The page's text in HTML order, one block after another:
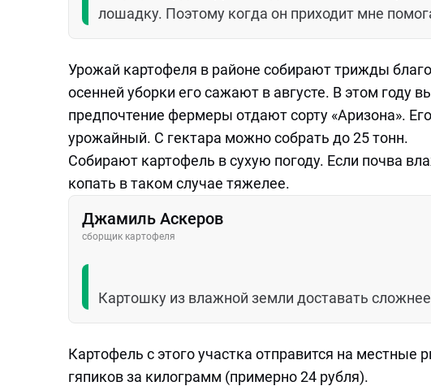
лошадку. Поэтому когда он приходит мне
Урожай картофеля в районе собирают трижды
осенней уборки его сажают в августе. В этом году
предпочтение фермеры отдают сорту «Аризона».
урожайный. С гектара можно собрать до 25 тонн.
Собирают картофель в сухую погоду. Если почва
копать в таком случае тяжелее.
Джамиль Аскеров
сборщик картофеля
Картошку из влажной земли доставать
Картофель с этого участка отправится на
гяпиков за килограмм (примерно 24 рубля).